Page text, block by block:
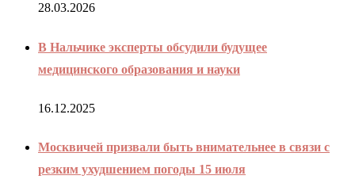
28.03.2026
В Нальчике эксперты обсудили будущее
медицинского образования и науки
16.12.2025
Москвичей призвали быть внимательнее в связи с
резким ухудшением погоды 15 июля